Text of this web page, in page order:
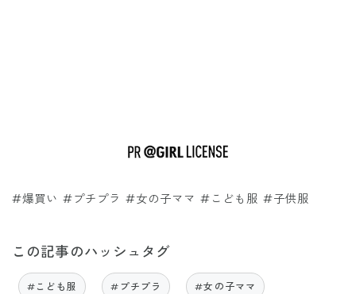
#爆買い #プチプラ #女の子ママ #こども服 #子供服
この記事のハッシュタグ
#こども服 #プチプラ #女の子ママ